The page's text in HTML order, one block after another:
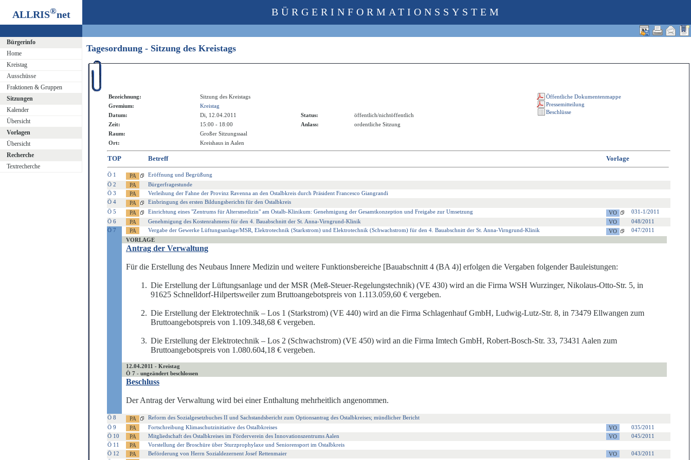
ALLRIS®net
Bürgerinfo
Home
Kreistag
Ausschüsse
Fraktionen & Gruppen
Sitzungen
Kalender
Übersicht
Vorlagen
Übersicht
Recherche
Textrecherche
BÜRGERINFORMATIONSSYSTEM
Tagesordnung - Sitzung des Kreistags
Bezeichnung:
Sitzung des Kreistags
Gremium:
Kreistag
Datum:
Di, 12.04.2011 Status:
öffentlich/nichtöffentlich
Zeit:
15:00 - 18:00 Anlass:
ordentliche Sitzung
Raum:
Großer Sitzungssaal
Ort:
Kreishaus in Aalen
TOP Betreff Vorlage
Ö 1
Eröffnung und Begrüßung
Ö 2
Bürgerfragestunde
Ö 3
Verleihung der Fahne der Provinz Ravenna an den Ostalbkreis durch Präsident Francesco Giangrandi
Ö 4
Einbringung des ersten Bildungsberichts für den Ostalbkreis
Ö 5
Einrichtung eines "Zentrums für Altersmedizin" am Ostalb-Klinikum: Genehmigung der Gesamtkonzeption und Freigabe zur Umsetzung
031-1/2011
Ö 6
Genehmigung des Kostenrahmens für den 4. Bauabschnitt der St. Anna-Virngrund-Klinik
048/2011
Ö 7
Vergabe der Gewerke Lüftungsanlage/MSR, Elektrotechnik (Starkstrom) und Elektrotechnik (Schwachstrom) für den 4. Bauabschnitt der St. Anna-Virngrund-Klinik
047/2011
VORLAGE
Antrag der Verwaltung
Für die Erstellung des Neubaus Innere Medizin und weitere Funktionsbereiche [Bauabschnitt 4 (BA 4)] erfolgen die Vergaben folgender Bauleistungen:
Die Erstellung der Lüftungsanlage und der MSR (Meß-Steuer-Regelungstechnik) (VE 430) wird an die Firma WSH Wurzinger, Nikolaus-Otto-Str. 5, in
91625 Schnelldorf-Hilpertsweiler zum Bruttoangebotspreis von 1.113.059,60 € vergeben.
Die Erstellung der Elektrotechnik – Los 1 (Starkstrom) (VE 440) wird an die Firma Schlagenhauf GmbH, Ludwig-Lutz-Str. 8, in 73479 Ellwangen zum
Bruttoangebotspreis von 1.109.348,68 € vergeben.
Die Erstellung der Elektrotechnik – Los 2 (Schwachstrom) (VE 450) wird an die Firma Imtech GmbH, Robert-Bosch-Str. 33, 73431 Aalen zum
Bruttoangebotspreis von 1.080.604,18 € vergeben.
12.04.2011 - Kreistag
Ö 7 - ungeändert beschlossen
Beschluss
Der Antrag der Verwaltung wird bei einer Enthaltung mehrheitlich angenommen.
Ö 8
Reform des Sozialgesetzbuches II und Sachstandsbericht zum Optionsantrag des Ostalbkreises; mündlicher Bericht
Ö 9
Fortschreibung Klimaschutzinitiative des Ostalbkreises
035/2011
Ö 10
Mitgliedschaft des Ostalbkreises im Förderverein des Innovationszentrums Aalen
045/2011
Ö 11
Vorstellung der Broschüre über Sturzprophylaxe und Seniorensport im Ostalbkreis
Ö 12
Beförderung von Herrn Sozialdezernent Josef Rettenmaier
043/2011